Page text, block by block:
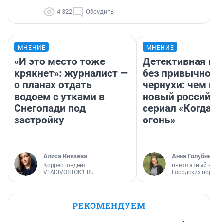
4 322 Обсудить
МНЕНИЕ
«И это место тоже
крякнет»: журналист —
о планах отдать
водоем с утками в
Снегопади под
застройку
Алиса Князева
Корреспондент
VLADIVOSTOK1.RU
МНЕНИЕ
Детективная
без привычной
чернухи: чем
новый
сериал «Когда
огонь»
Анна
внештатный
Городских
РЕКОМЕНДУЕМ